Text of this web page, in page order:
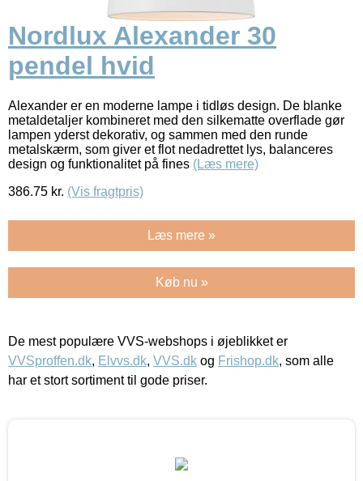
Nordlux Alexander 30
pendel hvid
Alexander er en moderne lampe i tidløs design. De blanke
metaldetaljer kombineret med den silkematte overflade gør
lampen yderst dekorativ, og sammen med den runde
metalskærm, som giver et flot nedadrettet lys, balanceres
design og funktionalitet på fines (Læs mere)
386.75 kr. (Vis fragtpris)
Læs mere »
Køb nu »
De mest populære VVS-webshops i øjeblikket er
VVSproffen.dk, Elvvs.dk, VVS.dk og Frishop.dk, som alle
har et stort sortiment til gode priser.